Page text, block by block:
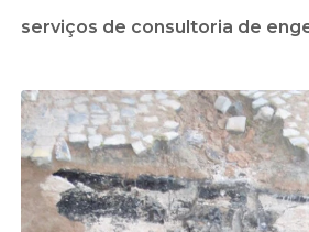
serviços de consultoria de